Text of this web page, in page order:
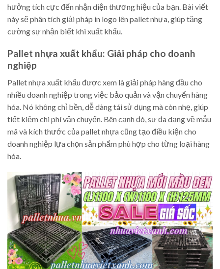
hưởng tích cực đến nhận diện thương hiệu của bạn. Bài viết
này sẽ phân tích giải pháp in logo lên pallet nhựa, giúp tăng
cường sự nhận biết khi xuất khẩu.
Pallet nhựa xuất khẩu: Giải pháp cho doanh
nghiệp
Pallet nhựa xuất khẩu được xem là giải pháp hàng đầu cho
nhiều doanh nghiệp trong việc bảo quản và vận chuyển hàng
hóa. Nó không chỉ bền, dễ dàng tái sử dụng mà còn nhẹ, giúp
tiết kiệm chi phí vận chuyển. Bên cạnh đó, sự đa dạng về mẫu
mã và kích thước của pallet nhựa cũng tạo điều kiện cho
doanh nghiệp lựa chọn sản phẩm phù hợp cho từng loại hàng
hóa.